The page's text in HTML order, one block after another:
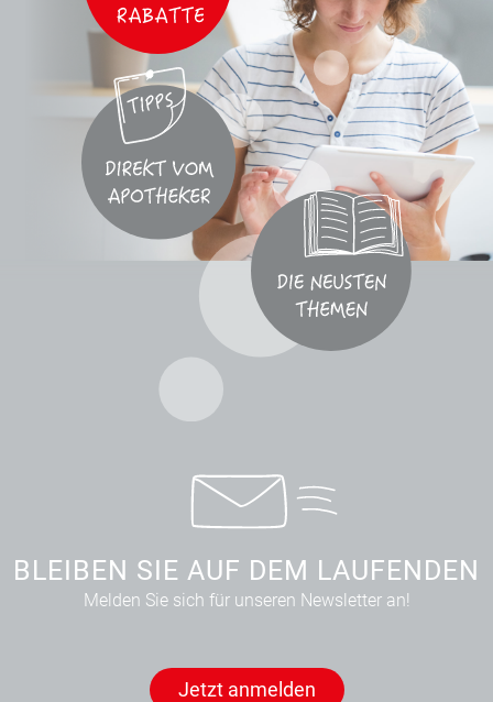
BLEIBEN SIE AUF DEM LAUFENDEN
Melden Sie sich für unseren Newsletter an!
Jetzt anmelden